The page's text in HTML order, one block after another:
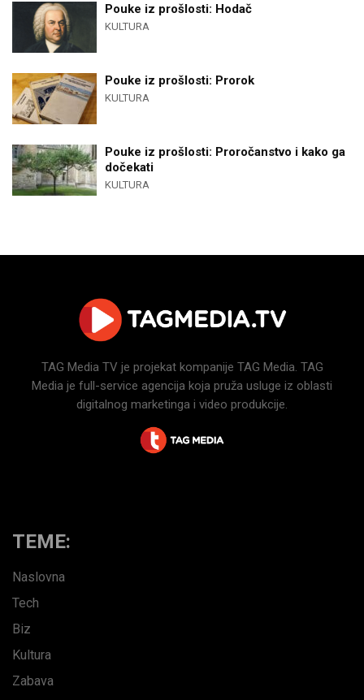
Pouke iz prošlosti: Hodač
KULTURA
Pouke iz prošlosti: Prorok
KULTURA
Pouke iz prošlosti: Proročanstvo i kako ga
dočekati
KULTURA
TAG Media TV je projekat kompanije TAG Media. TAG
Media je full-service agencija koja pruža usluge iz oblasti
digitalnog marketinga i video produkcije.
TEME:
Naslovna
Tech
Biz
Kultura
Zabava